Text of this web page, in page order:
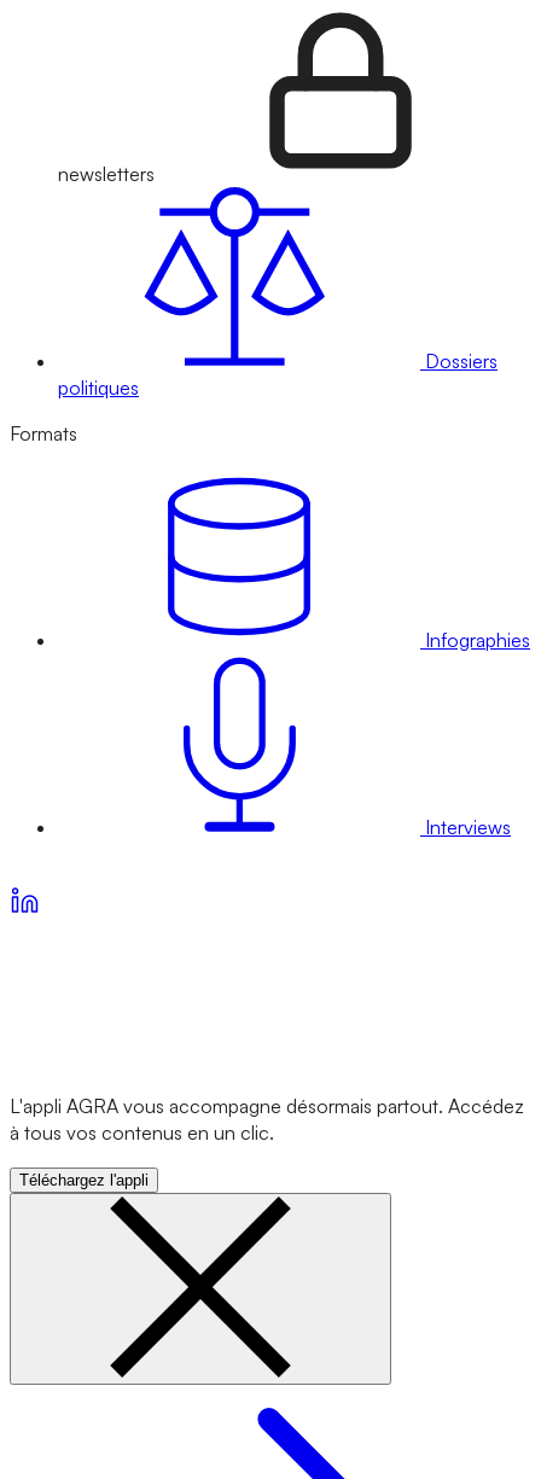
newsletters
Dossiers
politiques
Formats
Infographies
Interviews
L'appli AGRA vous accompagne désormais partout. Accédez
à tous vos contenus en un clic.
Téléchargez l'appli